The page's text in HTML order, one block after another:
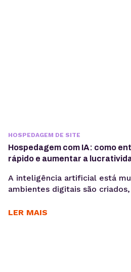
HOSPEDAGEM DE SITE
Hospedagem com IA: como
rápido e aumentar a
A inteligência artificial está
ambientes digitais são
automatiza processos e gera
LER MAIS